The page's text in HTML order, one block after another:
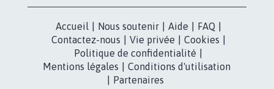
Accueil Nous soutenir Aide FAQ
Contactez-nous
Vie privée Cookies
Politique de confidentialité
Mentions légales
Conditions d'utilisation
Partenaires